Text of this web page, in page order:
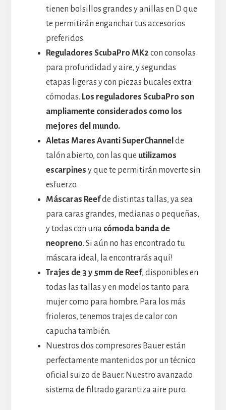
tienen bolsillos grandes y anillas en D que
te permitirán enganchar tus accesorios
preferidos.
Reguladores ScubaPro MK2 con consolas
para profundidad y aire, y segundas
etapas ligeras y con piezas bucales extra
cómodas. Los reguladores ScubaPro son
ampliamente considerados como los
mejores del mundo.
Aletas Mares Avanti SuperChannel de
talón abierto, con las que utilizamos
escarpines y que te permitirán moverte sin
esfuerzo.
Máscaras Reefde distintas tallas, ya sea
para caras grandes, medianas o pequeñas,
y todas con una cómoda banda de
neopreno. Si aún no has encontrado tu
máscara ideal, la encontrarás aquí!
Trajes de 3 y 5mm de Reef, disponibles en
todas las tallas y en modelos tanto para
mujer como para hombre. Para los más
frioleros, tenemos trajes de calor con
capucha también.
Nuestros dos compresores Bauer están
perfectamente mantenidos por un técnico
oficial suizo de Bauer. Nuestro avanzado
sistema de filtrado garantiza aire puro.